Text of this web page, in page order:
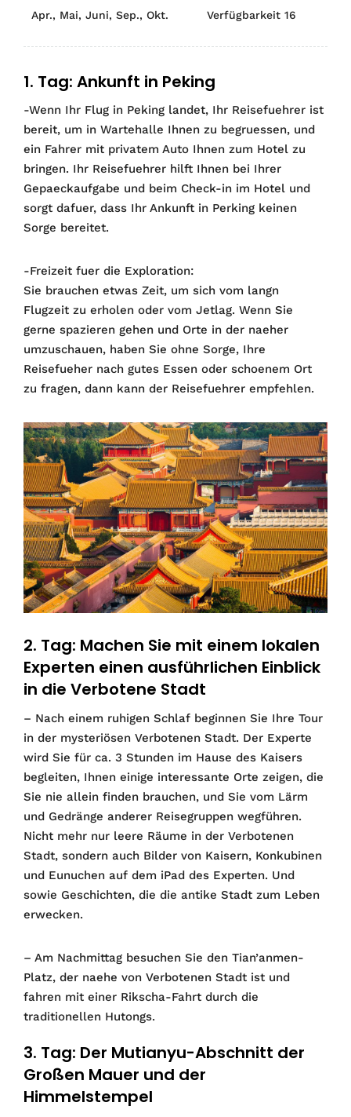
Apr., Mai, Juni, Sep., Okt. Verfügbarkeit 16
1. Tag: Ankunft in Peking
-Wenn Ihr Flug in Peking landet, Ihr Reisefuehrer ist
bereit, um in Wartehalle Ihnen zu begruessen, und
ein Fahrer mit privatem Auto Ihnen zum Hotel zu
bringen. Ihr Reisefuehrer hilft Ihnen bei Ihrer
Gepaeckaufgabe und beim Check-in im Hotel und
sorgt dafuer, dass Ihr Ankunft in Perking keinen
Sorge bereitet.
-Freizeit fuer die Exploration:
Sie brauchen etwas Zeit, um sich vom langn
Flugzeit zu erholen oder vom Jetlag. Wenn Sie
gerne spazieren gehen und Orte in der naeher
umzuschauen, haben Sie ohne Sorge, Ihre
Reisefueher nach gutes Essen oder schoenem Ort
zu fragen, dann kann der Reisefuehrer empfehlen.
2. Tag: Machen Sie mit einem lokalen
Experten einen ausführlichen Einblick
in die Verbotene Stadt
– Nach einem ruhigen Schlaf beginnen Sie Ihre Tour
in der mysteriösen Verbotenen Stadt. Der Experte
wird Sie für ca. 3 Stunden im Hause des Kaisers
begleiten, Ihnen einige interessante Orte zeigen, die
Sie nie allein finden brauchen, und Sie vom Lärm
und Gedränge anderer Reisegruppen wegführen.
Nicht mehr nur leere Räume in der Verbotenen
Stadt, sondern auch Bilder von Kaisern, Konkubinen
und Eunuchen auf dem iPad des Experten. Und
sowie Geschichten, die die antike Stadt zum Leben
erwecken.
– Am Nachmittag besuchen Sie den Tian’anmen-
Platz, der naehe von Verbotenen Stadt ist und
fahren mit einer Rikscha-Fahrt durch die
traditionellen Hutongs.
3. Tag: Der Mutianyu-Abschnitt der
Großen Mauer und der
Himmelstempel